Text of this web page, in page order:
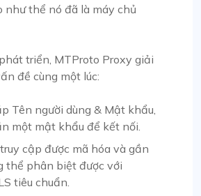
như thể nó đã là máy chủ
triển, MTProto Proxy giải
đề cùng một lúc:
Tên người dùng & Mật khẩu,
một mật khẩu để kết nối.
cập được mã hóa và gần
thể phân biệt được với
tiêu chuẩn.